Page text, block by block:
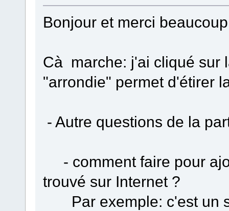
Bonjour et merci
Cà marche: j'ai cliqué sur
"arrondie" permet d'étirer
- Autre questions de la
- comment faire pour
trouvé sur Internet ?
Par exemple: c'est un